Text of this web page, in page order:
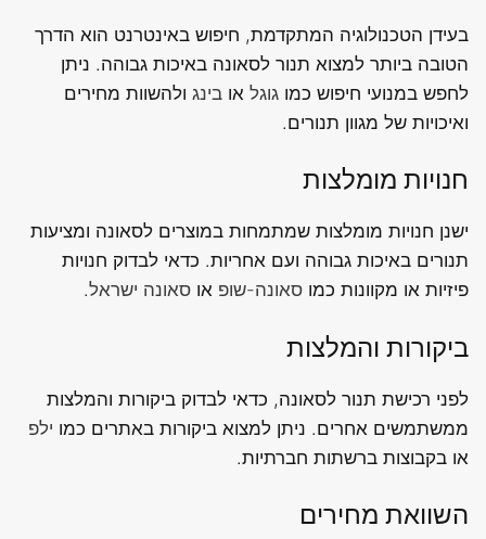
בעידן הטכנולוגיה המתקדמת, חיפוש באינטרנט הוא הדרך
הטובה ביותר למצוא תנור לסאונה באיכות גבוהה. ניתן
לחפש במנועי חיפוש כמו גוגל או בינג ולהשוות מחירים
ואיכויות של מגוון תנורים.
חנויות מומלצות
ישנן חנויות מומלצות שמתמחות במוצרים לסאונה ומציעות
תנורים באיכות גבוהה ועם אחריות. כדאי לבדוק חנויות
פיזיות או מקוונות כמו סאונה-שופ או סאונה ישראל.
ביקורות והמלצות
לפני רכישת תנור לסאונה, כדאי לבדוק ביקורות והמלצות
ממשתמשים אחרים. ניתן למצוא ביקורות באתרים כמו ילפ
או בקבוצות ברשתות חברתיות.
השוואת מחירים